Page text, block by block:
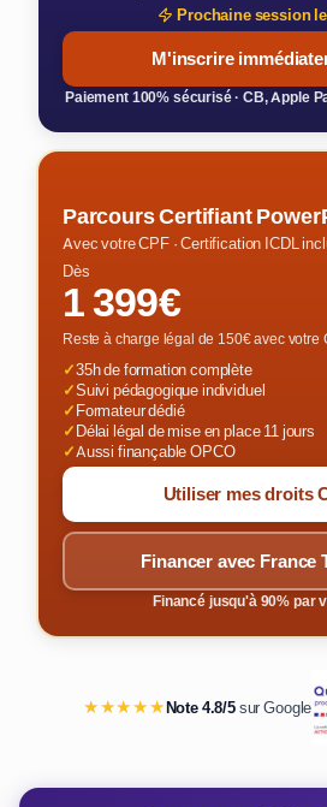
Prochaine session le
M'inscrire
Paiement 100% sécurisé · CB, Apple
Parcours Certifiant
Avec votre CPF · Certification ICDL
Dès
1 399€
Reste à charge légal de 150€ avec votre
✓35h de formation complète
✓Suivi pédagogique individuel
✓Formateur dédié
✓Délai légal de mise en place 11 jours
✓Aussi finançable OPCO
Utiliser mes droits
Financer avec France
Financé jusqu'à 90% par
★★★★★Note 4.8/5sur Google